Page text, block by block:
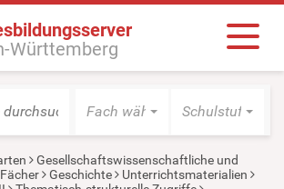
Württemberg
Fach wählen Schulstufe
Gesellschaftswissenschaftliche und
Geschichte
Unterrichtsmaterialien